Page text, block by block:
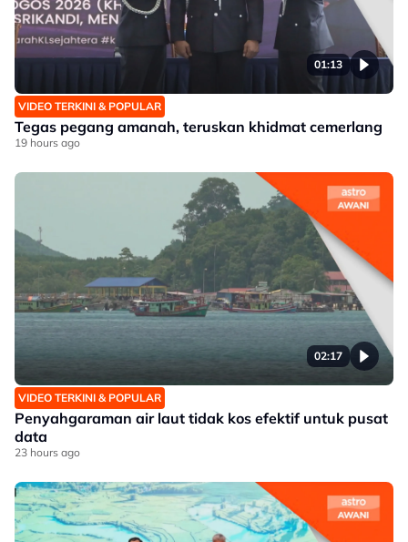
01:13
VIDEO TERKINI & POPULAR
Tegas pegang amanah, teruskan khidmat cemerlang
19 hours ago
02:17
VIDEO TERKINI & POPULAR
Penyahgaraman air laut tidak kos efektif untuk pusat
data
23 hours ago